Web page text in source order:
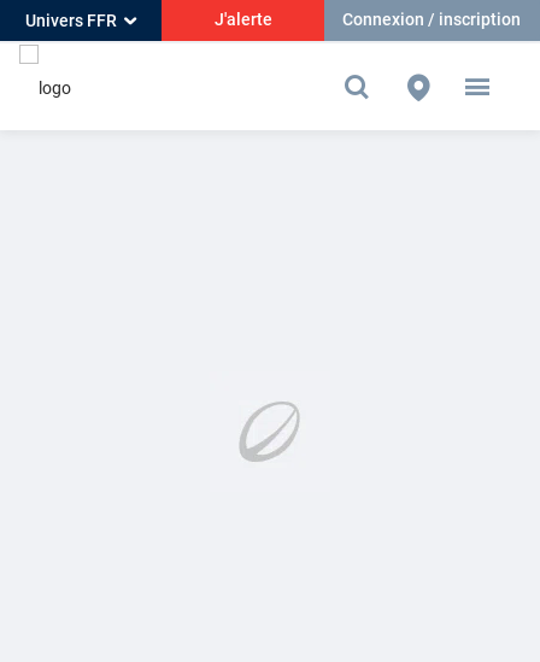
Univers FFR J'alerte Connexion / inscription